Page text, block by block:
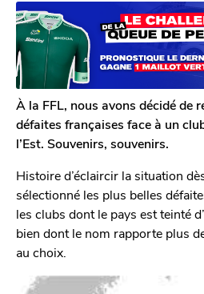
n
s
a
g
o
r
T
o
m
G
a
l
e
r
o
s
a
À la FFL, nous avons décidé de
défaites françaises face à un
l’Est. Souvenirs, souvenirs.
Histoire d’éclaircir la situation
sélectionné les plus belles
les clubs dont le pays est teinté
bien dont le nom rapporte plus
au choix.